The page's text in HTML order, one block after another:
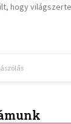
hogy világszerte